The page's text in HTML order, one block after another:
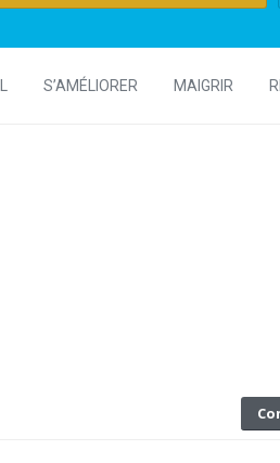
S’AMÉLIORER MAIGRIR